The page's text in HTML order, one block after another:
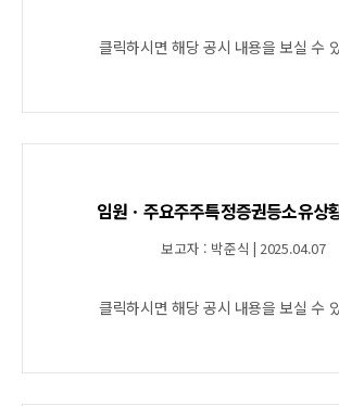
클릭하시면 해당 공시 내용을 보실 수
임원ㆍ주요주주특정증권등소유상
보고자 : 박준식 | 2025.04.07
클릭하시면 해당 공시 내용을 보실 수